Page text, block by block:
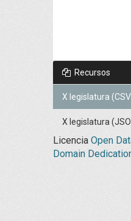
Recursos
X legislatura
X legislatura
Licencia Open
Domain